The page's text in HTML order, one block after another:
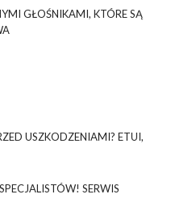
GŁOŚNIKAMI, KTÓRE SĄ
USZKODZENIAMI? ETUI,
SERWIS